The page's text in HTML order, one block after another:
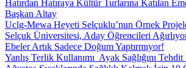
Hatırdan Hatıraya Kültür Turlarına Katılan
Başkan Altay
Uclg-Mewa Heyeti Selçuklu’nun Örnek
Selçuk Üniversitesi, Aday Öğrencileri
Ebeler Artık Sadece Doğum Yaptırmıyor!
Yanlış Terlik Kullanımı Ayak Sağlığını